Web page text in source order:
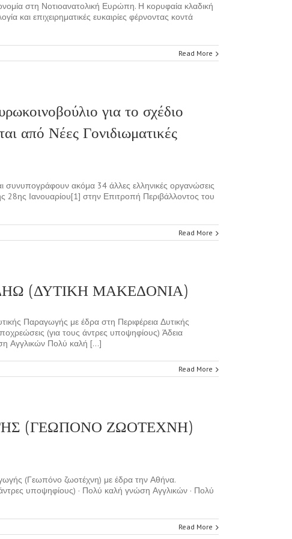
στη Νοτιοανατολική Ευρώπη. Η κορυφαία κλαδική
και επιχειρηματικές ευκαιρίες φέρνοντας κοντά
Read More
για το σχέδιο
από Νέες Γονιδιωματικές
συνυπογράφουν ακόμα 34 άλλες ελληνικές οργανώσεις
28ης Ιανουαρίου[1] στην Επιτροπή Περιβάλλοντος του
Read More
(ΔΥΤΙΚΗ ΜΑΚΕΔΟΝΙΑ)
Παραγωγής με έδρα στη Περιφέρεια Δυτικής
(για τους άντρες υποψηφίους) Άδεια
Αγγλικών Πολύ καλή [...]
Read More
(ΓΕΩΠΟΝΟ ΖΩΟΤΕΧΝΗ)
(Γεωπόνο ζωοτέχνη) με έδρα την Αθήνα.
υποψηφίους) · Πολύ καλή γνώση Αγγλικών · Πολύ
Read More